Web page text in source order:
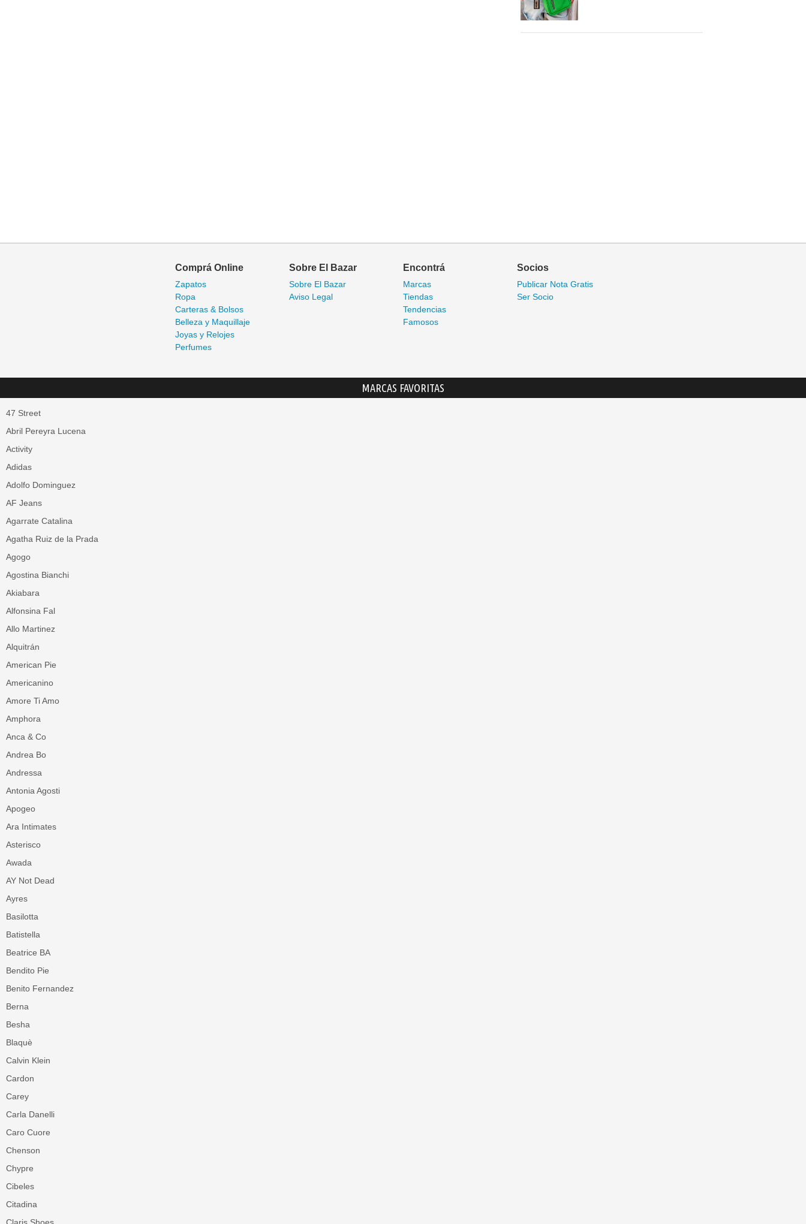
Comprá Online
Zapatos
Ropa
Carteras & Bolsos
Belleza y Maquillaje
Joyas y Relojes
Perfumes
Sobre El Bazar
Sobre El Bazar
Aviso Legal
Encontrá
Marcas
Tiendas
Tendencias
Famosos
Socios
Publicar Nota Gratis
Ser Socio
MARCAS FAVORITAS
47 Street
Abril Pereyra Lucena
Activity
Adidas
Adolfo Dominguez
AF Jeans
Agarrate Catalina
Agatha Ruiz de la Prada
Agogo
Agostina Bianchi
Akiabara
Alfonsina Fal
Allo Martinez
Alquitrán
American Pie
Americanino
Amore Ti Amo
Amphora
Anca & Co
Andrea Bo
Andressa
Antonia Agosti
Apogeo
Ara Intimates
Asterisco
Awada
AY Not Dead
Ayres
Basilotta
Batistella
Beatrice BA
Bendito Pie
Benito Fernandez
Berna
Besha
Blaquè
Calvin Klein
Cardon
Carey
Carla Danelli
Caro Cuore
Chenson
Chypre
Cibeles
Citadina